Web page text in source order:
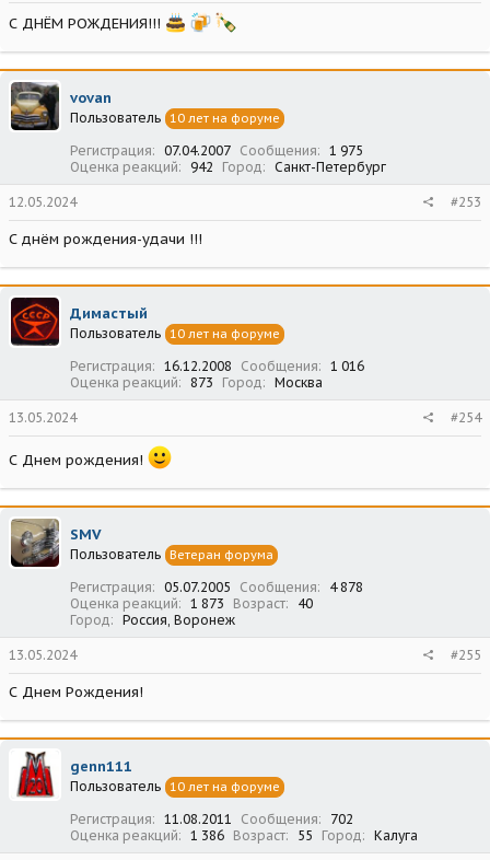
С ДНЁМ РОЖДЕНИЯ!!!
vovan
Пользователь 10 лет на форуме
Регистрация 07.04.2007 Сообщения
1 975
Оценка реакций
942 Город Санкт-Петербург
12.05.2024 #253
С днём рождения-удачи !!!
Димастый
Пользователь 10 лет на форуме
Регистрация 16.12.2008 Сообщения
1 016
Оценка реакций
873 Город Москва
13.05.2024 #254
С Днем рождения!
SMV
Пользователь Ветеран форума
Регистрация 05.07.2005 Сообщения
4 878
Оценка реакций
1 873 Возраст
40
Город
Россия, Воронеж
13.05.2024 #255
С Днем Рождения!
genn111
Пользователь 10 лет на форуме
Регистрация 11.08.2011 Сообщения
702
Оценка реакций
1 386 Возраст 55 Город Калуга